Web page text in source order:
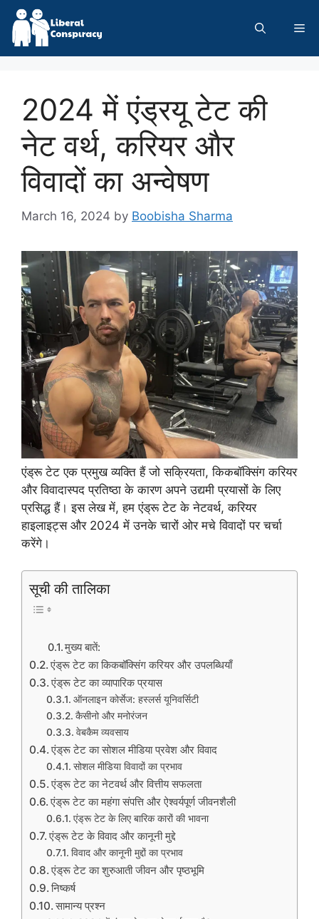
Skip
content
2024 में एंड्रयू टेट की
नेट वर्थ, करियर और
विवादों का अन्वेषण
March 16, 2024 by Boobisha Sharma
एंड्रू टेट एक प्रमुख व्यक्ति हैं जो सक्रियता, किकबॉक्सिंग करियर
और विवादास्पद प्रतिष्ठा के कारण अपने उद्यमी प्रयासों के लिए
प्रसिद्ध हैं। इस लेख में, हम एंड्रू टेट के नेटवर्थ, करियर
हाइलाइट्स और 2024 में उनके चारों ओर मचे विवादों पर चर्चा
करेंगे।
सूची की तालिका
मुख्य बातें:
एंड्रू टेट का किकबॉक्सिंग करियर और उपलब्धियाँ
एंड्रू टेट का व्यापारिक प्रयास
ऑनलाइन कोर्सेज: हस्लर्स यूनिवर्सिटी
कैसीनो और मनोरंजन
वेबकैम व्यवसाय
एंड्रू टेट का सोशल मीडिया प्रवेश और विवाद
सोशल मीडिया विवादों का प्रभाव
एंड्रू टेट का नेटवर्थ और वित्तीय सफलता
एंड्रू टेट का महंगा संपत्ति और ऐश्वर्यपूर्ण जीवनशैली
एंड्रू टेट के लिए बारिक कारों की भावना
एंड्रू टेट के विवाद और कानूनी मुद्दे
विवाद और कानूनी मुद्दों का प्रभाव
एंड्रू टेट का शुरुआती जीवन और पृष्ठभूमि
निष्कर्ष
सामान्य प्रश्न